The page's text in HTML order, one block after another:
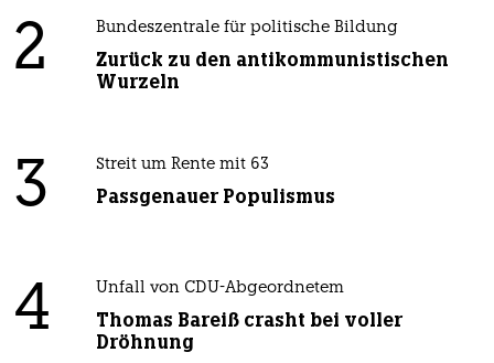
2 Bundeszentrale für politische Bildung
Zurück zu den antikommunistischen
Wurzeln
3 Streit um Rente mit 63
Passgenauer Populismus
4 Unfall von CDU-Abgeordnetem
Thomas Bareiß crasht bei voller
Dröhnung